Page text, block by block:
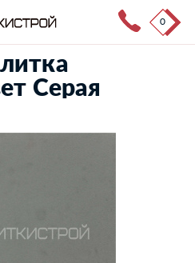
0
продукции Гладкая
Серая